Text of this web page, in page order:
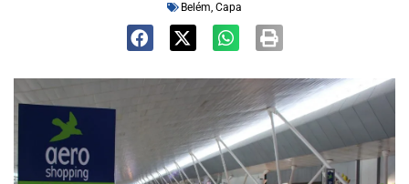
Belém, Capa